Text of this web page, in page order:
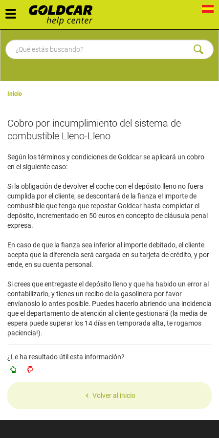
Toggle
navigation
Inicio
Cobro por incumplimiento del sistema de
combustible Lleno-Lleno
Según los términos y condiciones de Goldcar se aplicará un cobro
en el siguiente caso:
Si la obligación de devolver el coche con el depósito lleno no fuera
cumplida por el cliente, se descontará de la fianza el importe de
combustible que tenga que repostar Goldcar hasta completar el
depósito, incrementado en 50 euros en concepto de cláusula penal
expresa.
En caso de que la fianza sea inferior al importe debitado, el cliente
acepta que la diferencia será cargada en su tarjeta de crédito, y por
ende, en su cuenta personal.
Si crees que entregaste el depósito lleno y que ha habido un error al
contabilizarlo, y tienes un recibo de la gasolinera por favor
envíanoslo lo antes posible. Puedes hacerlo abriendo una incidencia
que el departamento de atención al cliente gestionará (la media de
espera puede superar los 14 días en temporada alta, te rogamos
paciencia!).
¿Le ha resultado útil esta información?
Volver al inicio